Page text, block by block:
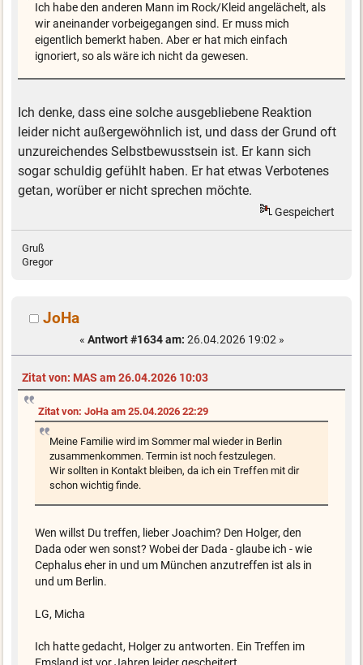
Ich habe den anderen Mann im Rock/Kleid angelächelt, als
wir aneinander vorbeigegangen sind. Er muss mich
eigentlich bemerkt haben. Aber er hat mich einfach
ignoriert, so als wäre ich nicht da gewesen.
Ich denke, dass eine solche ausgebliebene Reaktion
leider nicht außergewöhnlich ist, und dass der Grund oft
unzureichendes Selbstbewusstsein ist. Er kann sich
sogar schuldig gefühlt haben. Er hat etwas Verbotenes
getan, worüber er nicht sprechen möchte.
Gespeichert
Gruß
Gregor
JoHa
« Antwort #1634 am: 26.04.2026 19:02 »
Zitat von: MAS am 26.04.2026 10:03
Zitat von: JoHa am 25.04.2026 22:29
Meine Familie wird im Sommer mal wieder in Berlin
zusammenkommen. Termin ist noch festzulegen.
Wir sollten in Kontakt bleiben, da ich ein Treffen mit dir
schon wichtig finde.
Wen willst Du treffen, lieber Joachim? Den Holger, den
Dada oder wen sonst? Wobei der Dada - glaube ich - wie
Cephalus eher in und um München anzutreffen ist als in
und um Berlin.
LG, Micha
Ich hatte gedacht, Holger zu antworten. Ein Treffen im